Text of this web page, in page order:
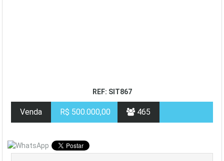
REF: SIT867
Venda R$ 500.000,00 465